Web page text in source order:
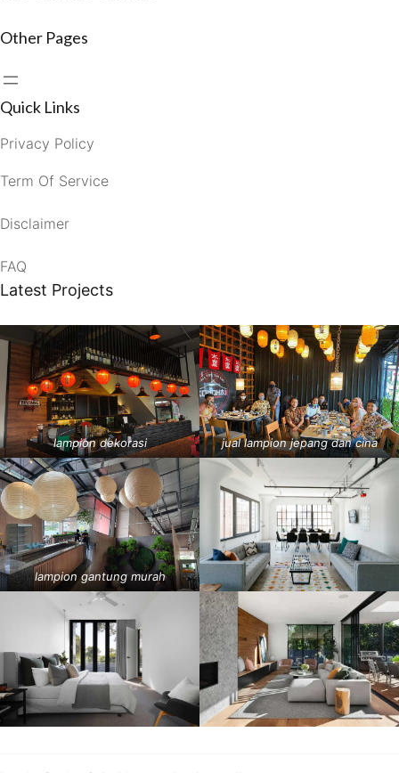
Other Pages
Quick Links
Privacy Policy
Term Of Service
Disclaimer
FAQ
Latest Projects
lampion dekorasi jual lampion jepang dan cina
lampion gantung murah